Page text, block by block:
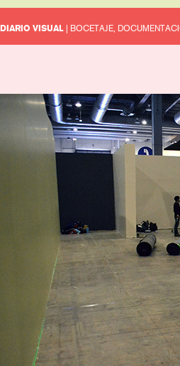
DIARIO VISUAL | BOCETAJE,